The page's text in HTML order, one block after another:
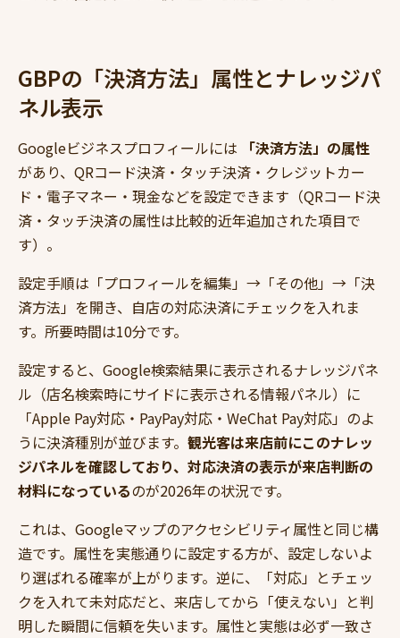
GBPの「決済方法」属性とナレッジパ
ネル表示
Googleビジネスプロフィールには
「決済方法」の属性
があり、QRコード決済・タッチ決済・クレジットカー
ド・電子マネー・現金などを設定できます（QRコード決
済・タッチ決済の属性は比較的近年追加された項目で
す）。
設定手順は「プロフィールを編集」→「その他」→「決
済方法」を開き、自店の対応決済にチェックを入れま
す。所要時間は10分です。
設定すると、Google検索結果に表示されるナレッジパネ
ル（店名検索時にサイドに表示される情報パネル）に
「Apple Pay対応・PayPay対応・WeChat Pay対応」のよ
うに決済種別が並びます。 観光客は来店前にこのナレッ
ジパネルを確認しており、対応決済の表示が来店判断の
材料になっているのが2026年の状況です。
これは、Googleマップのアクセシビリティ属性と同じ構
造です。属性を実態通りに設定する方が、設定しないよ
り選ばれる確率が上がります。逆に、「対応」とチェッ
クを入れて未対応だと、来店してから「使えない」と判
明した瞬間に信頼を失います。属性と実態は必ず一致さ